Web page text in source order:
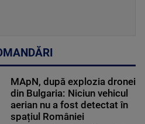
MApN, după explozia dronei
din Bulgaria: Niciun vehicul
aerian nu a fost detectat în
spațiul României